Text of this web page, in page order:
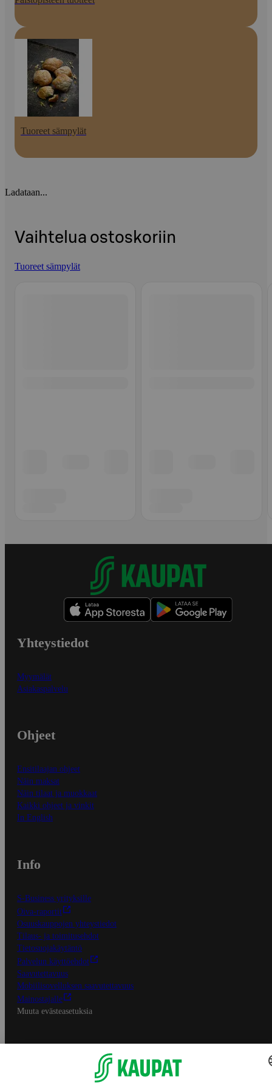
Tuoreet sämpylät
Ladataan...
Vaihtelua ostoskoriin
Tuoreet sämpylät
Yhteystiedot
Myymälät
Asiakaspalvelu
Ohjeet
Ensitilaajan ohjeet
Näin maksat
Näin tilaat ja muokkaat
Kaikki ohjeet ja vinkit
In English
Info
S-Business yrityksille
Oiva-raportit
Osuuskauppojen yhteystiedot
Tilaus- ja toimitusehdot
Tietosuojakäytäntö
Palvelun käyttöehdot
Saavutettavuus
Mobiilisovelluksen saavutettavuus
Mainostajalle
Muuta evästeasetuksia
S-ryhmän palvelut